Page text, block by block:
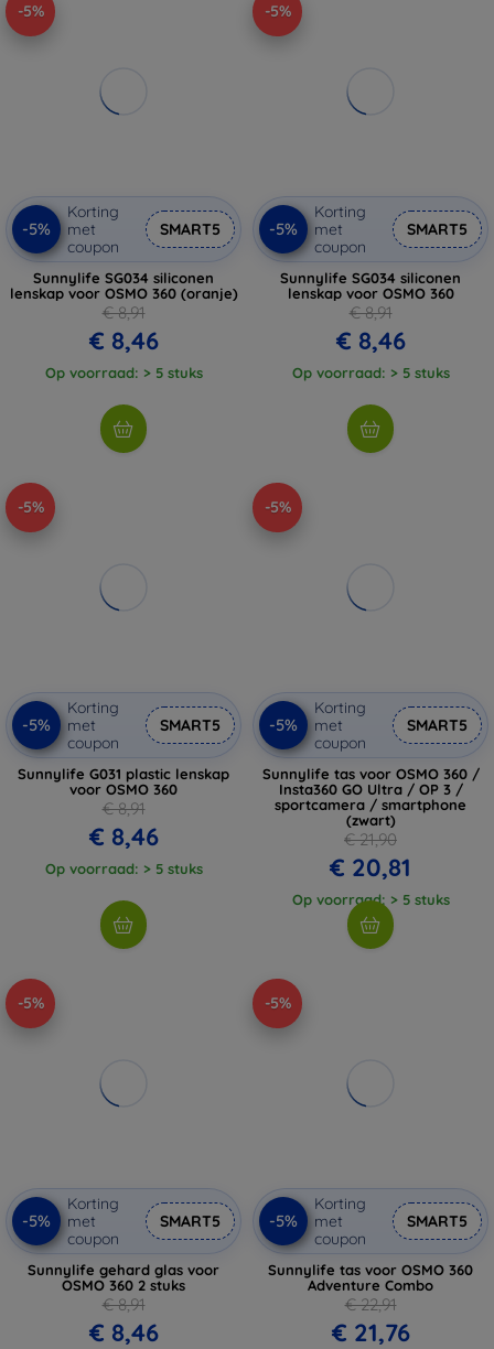
-5%
-5%
Korting
met
coupon
SMART5
Sunnylife SG034 siliconen
lenskap voor OSMO 360 (oranje)
€ 8,91
€ 8,46
Op voorraad: > 5 stuks
-5%
-5%
Korting
met
coupon
SMART5
Sunnylife SG034 siliconen
lenskap voor OSMO 360
€ 8,91
€ 8,46
Op voorraad: > 5 stuks
-5%
-5%
Korting
met
coupon
SMART5
Sunnylife G031 plastic lenskap
voor OSMO 360
€ 8,91
€ 8,46
Op voorraad: > 5 stuks
-5%
-5%
Korting
met
coupon
SMART5
Sunnylife tas voor OSMO 360 /
Insta360 GO Ultra / OP 3 /
sportcamera / smartphone
(zwart)
€ 21,90
€ 20,81
Op voorraad: > 5 stuks
-5%
-5%
Korting
met
coupon
SMART5
Sunnylife gehard glas voor
OSMO 360 2 stuks
€ 8,91
€ 8,46
-5%
-5%
Korting
met
coupon
SMART5
Sunnylife tas voor OSMO 360
Adventure Combo
€ 22,91
€ 21,76